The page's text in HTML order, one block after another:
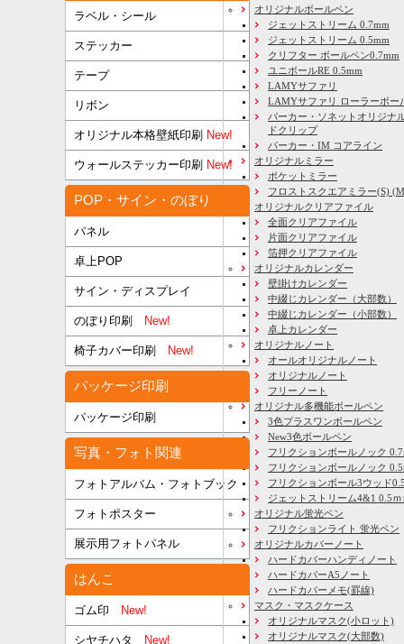
ラベル・シール
ステッカー
テープ
リボン
オリジナル本格壁紙印刷 New!
ウォールステッカー印刷 New!
POP・サイン・のぼり
パネル
卓上POP
サイン・ディスプレイ
のぼり印刷 New!
椅子カバー印刷 New!
パッケージ印刷
パッケージ印刷
写真・フォト関連
フォトアルバム・フォトブック
フォトポスター
展示用フォトパネル
はんこ
ゴム印 New!
シヤチハタ New!
オリジナルボールペン
ジェットストリーム 0.7mm
ジェットストリーム 0.5mm
クリフター ボールペン0.7mm
ユニボールRE 0.5mm
LAMYサファリ
LAMYサファリ ローラーボー
パーカー・ソネットオリジナ
ドクリップ
パーカー・IM コアライン
オリジナルミラー
ポケットミラー
フロストスクエアミラー(S)
オリジナルクリアファイル
全面クリアファイル
片面クリアファイル
箔押クリアファイル
オリジナルカレンダー
壁掛けカレンダー
中綴じカレンダー（大部数）
中綴じカレンダー（小部数）
卓上カレンダー
オリジナルノート
オールオリジナルノート
オリジナルノート
フリーノート
オリジナル多機能ボールペン
3色プラスワンボールペン
New3色ボールペン
フリクションボールノック
フリクションボールノック
フリクションボール3ウッド
ジェットストリーム4&1 0.5ｍ
オリジナル蛍光ペン
フリクションライト 蛍光ペン
オリジナルカバーノート
ハードカバーハンディノート
ハードカバーA5ノート
ハードカバーメモ(罫線)
マスク・マスクケース
オリジナルマスク(小ロット)
オリジナルマスク(大部数)